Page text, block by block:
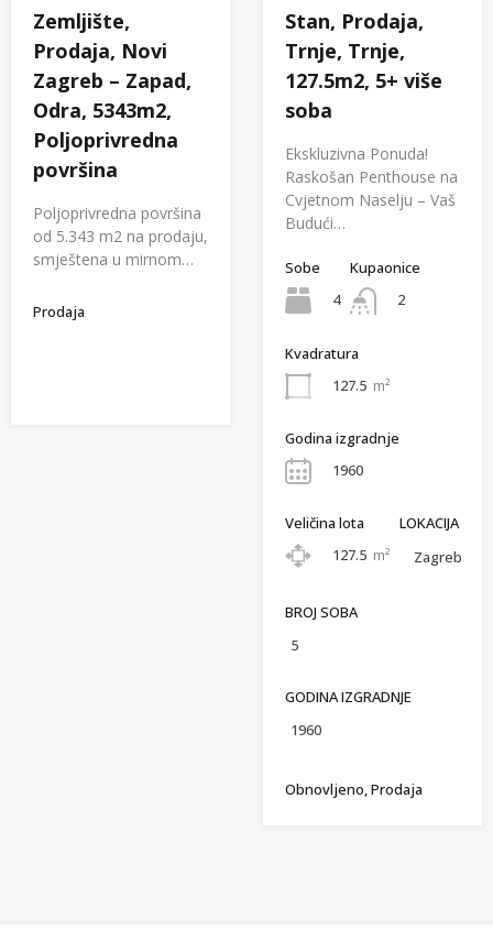
Zemljište,
Prodaja, Novi
Zagreb – Zapad,
Odra, 5343m2,
Poljoprivredna
površina
Poljoprivredna površina
od 5.343 m2 na prodaju,
smještena u mirnom…
Prodaja
Stan, Prodaja,
Trnje, Trnje,
127.5m2, 5+ više
soba
Ekskluzivna Ponuda!
Raskošan Penthouse na
Cvjetnom Naselju – Vaš
Budući…
Sobe
4
Kupaonice
2
Kvadratura
127.5 m²
Godina izgradnje
1960
Veličina lota
127.5 m²
LOKACIJA
Zagreb
BROJ SOBA
5
GODINA IZGRADNJE
1960
Obnovljeno, Prodaja